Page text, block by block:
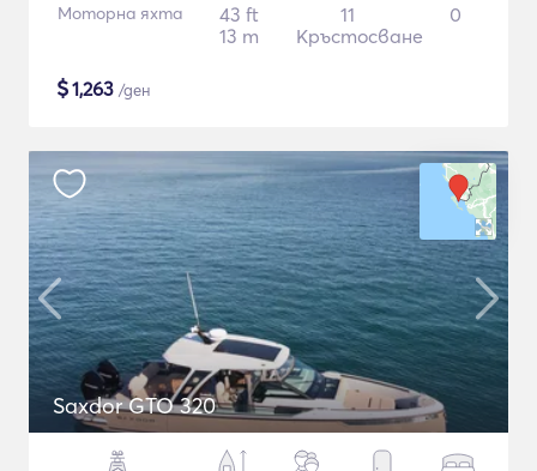
Моторна яхта
43 ft
13 m
11
Кръстосване
0
$1,263 /ден
Saxdor GTO 320